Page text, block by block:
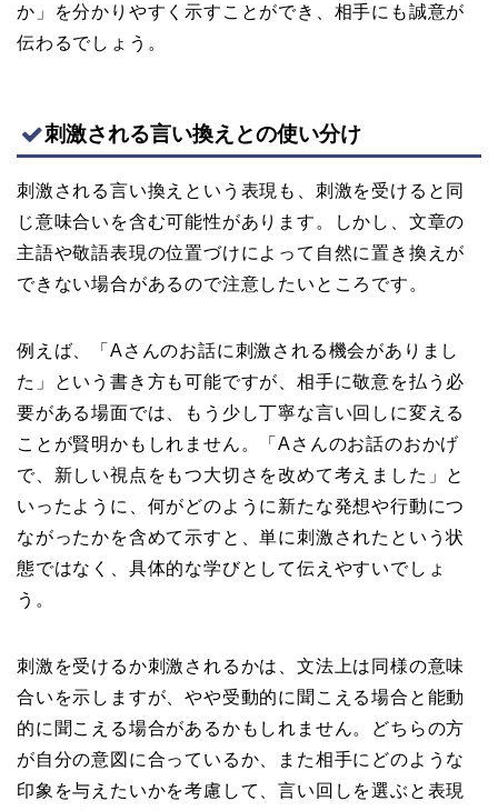
か」を分かりやすく示すことができ、相手にも誠意が
伝わるでしょう。
刺激される言い換えとの使い分け
刺激される言い換えという表現も、刺激を受けると同
じ意味合いを含む可能性があります。しかし、文章の
主語や敬語表現の位置づけによって自然に置き換えが
できない場合があるので注意したいところです。
例えば、「Aさんのお話に刺激される機会がありまし
た」という書き方も可能ですが、相手に敬意を払う必
要がある場面では、もう少し丁寧な言い回しに変える
ことが賢明かもしれません。「Aさんのお話のおかげ
で、新しい視点をもつ大切さを改めて考えました」と
いったように、何がどのように新たな発想や行動につ
ながったかを含めて示すと、単に刺激されたという状
態ではなく、具体的な学びとして伝えやすいでしょ
う。
刺激を受けるか刺激されるかは、文法上は同様の意味
合いを示しますが、やや受動的に聞こえる場合と能動
的に聞こえる場合があるかもしれません。どちらの方
が自分の意図に合っているか、また相手にどのような
印象を与えたいかを考慮して、言い回しを選ぶと表現